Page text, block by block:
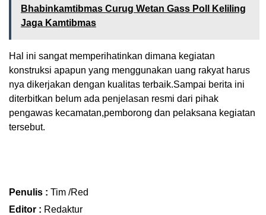
Bhabinkamtibmas Curug Wetan Gass Poll Keliling
Jaga Kamtibmas
Hal ini sangat memperihatinkan dimana kegiatan
konstruksi apapun yang menggunakan uang rakyat harus
nya dikerjakan dengan kualitas terbaik.Sampai berita ini
diterbitkan belum ada penjelasan resmi dari pihak
pengawas kecamatan,pemborong dan pelaksana kegiatan
tersebut.
Penulis : Tim /Red
Editor : Redaktur